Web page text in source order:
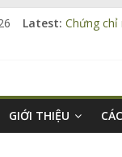
Latest: Chứng
Trao
GIỚI THIỆU